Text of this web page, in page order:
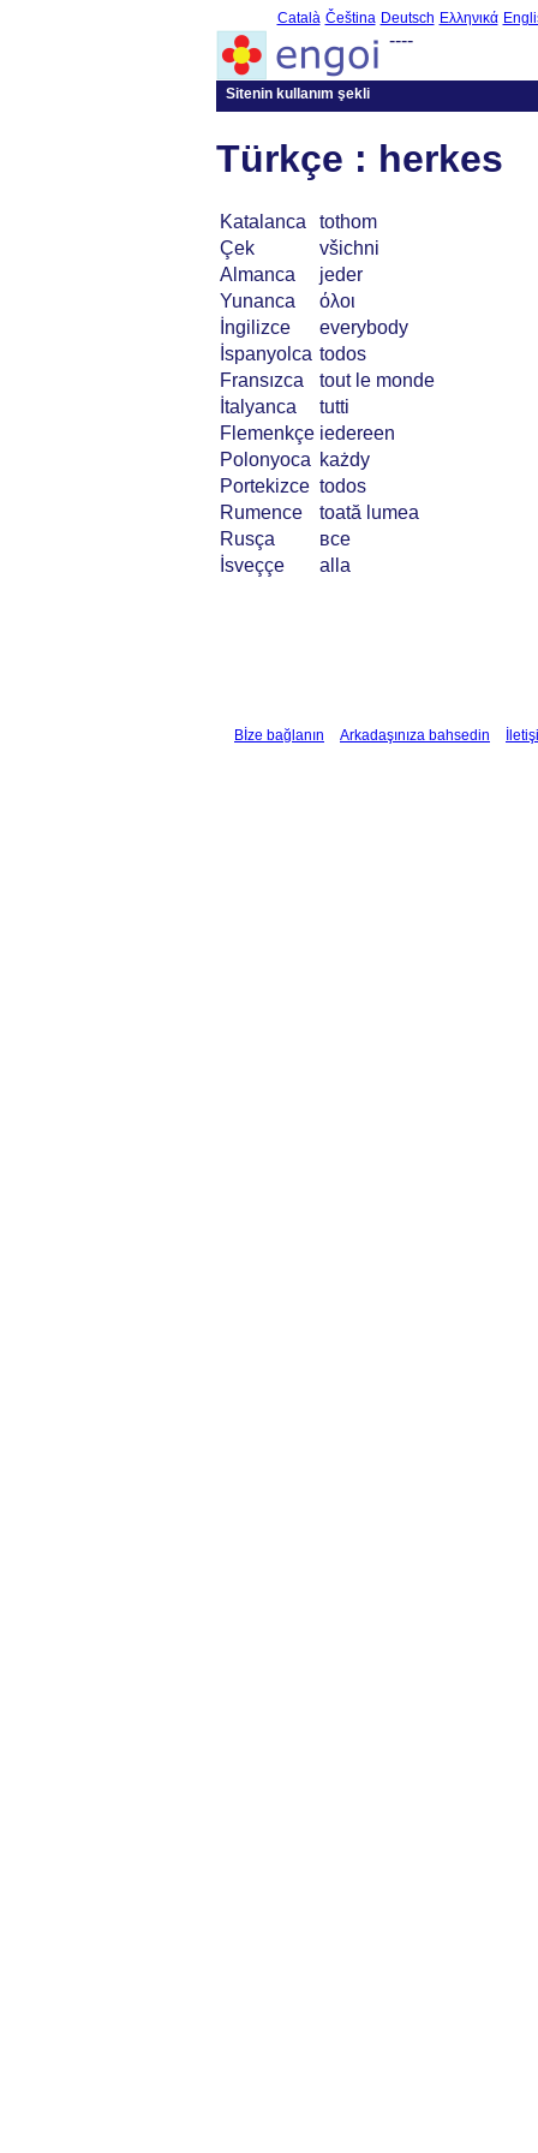
Català Čeština Deutsch Ελληνικά
----
Sitenin kullanım şekli
Türkçe : herkes
Katalanca
tothom
Çek
všichni
Almanca
jeder
Yunanca
όλοι
İngilizce
everybody
İspanyolca todos
Fransızca
tout le monde
İtalyanca
tutti
Flemenkçe iedereen
Polonyoca każdy
Portekizce todos
Rumence
toată lumea
Rusça
все
İsveççe
alla
Bİze bağlanın Arkadaşınıza bahsedin